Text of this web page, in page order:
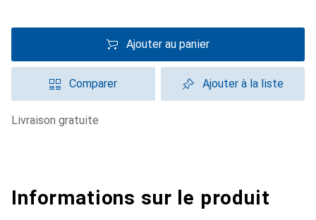
Ajouter au panier
Comparer Ajouter à la liste
livraison gratuite
Informations sur le produit